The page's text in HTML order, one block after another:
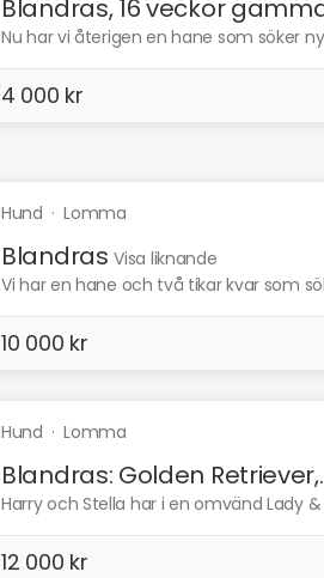
Blandras, 16 veckor
Nu har vi återigen en hane som söker
4 000 kr
Hund ·Lomma
Blandras Visa liknande
Vi har en hane och två tikar kvar som
10 000 kr
Hund ·Lomma
Blandras: Golden
Harry och Stella har i en omvänd Lady
12 000 kr